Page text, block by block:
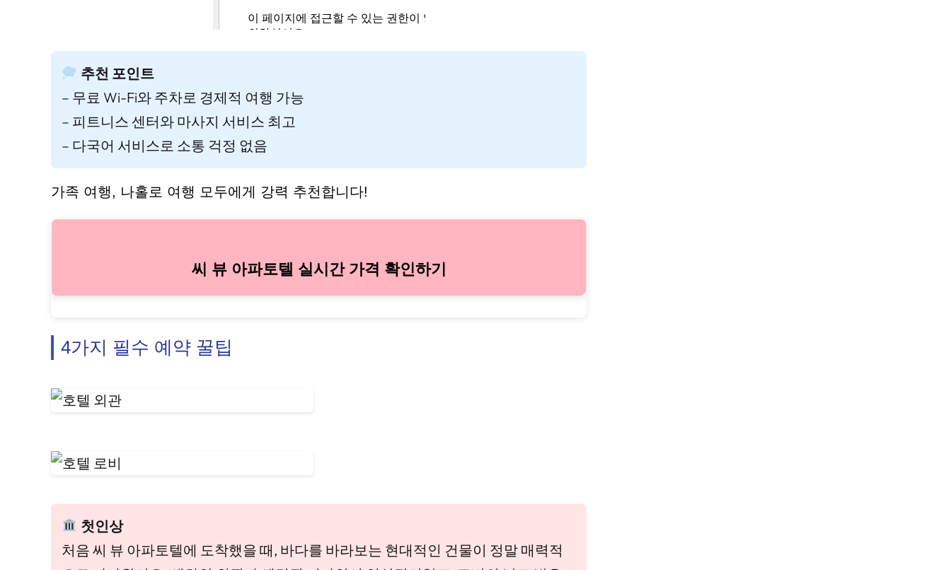
추천 포인트
– 무료 Wi-Fi와 주차로 경제적 여행 가능
– 피트니스 센터와 마사지 서비스 최고
– 다국어 서비스로 소통 걱정 없음
가족 여행, 나홀로 여행 모두에게 강력 추천합니다!
씨 뷰 아파토텔 실시간 가격 확인하기
4가지 필수 예약 꿀팁
첫인상
처음 씨 뷰 아파토텔에 도착했을 때, 바다를 바라보는 현대적인 건물이 정말 매력적